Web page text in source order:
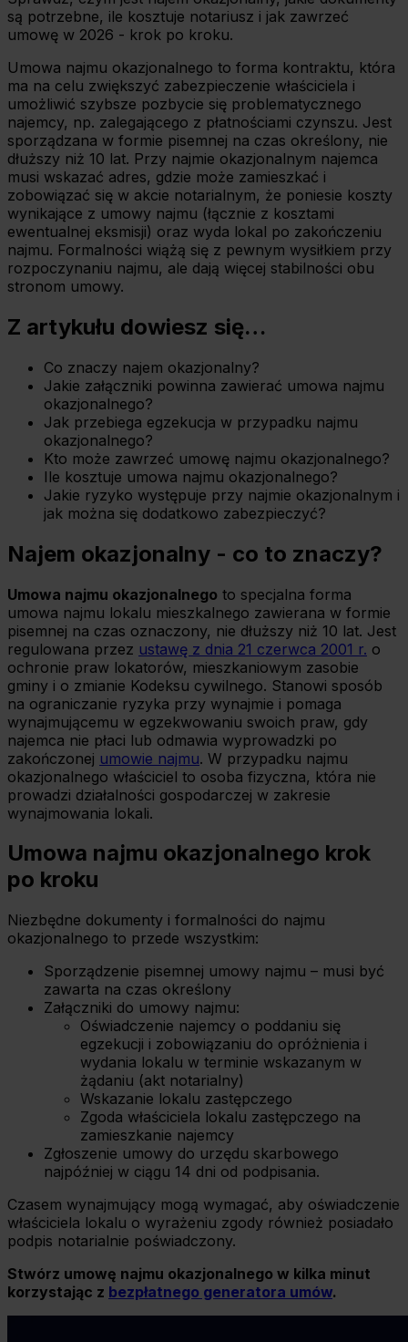
są potrzebne, ile kosztuje notariusz i jak zawrzeć
umowę w 2026 - krok po kroku.
Umowa najmu okazjonalnego to forma kontraktu, która
ma na celu zwiększyć zabezpieczenie właściciela i
umożliwić szybsze pozbycie się problematycznego
najemcy, np. zalegającego z płatnościami czynszu. Jest
sporządzana w formie pisemnej na czas określony, nie
dłuższy niż 10 lat. Przy najmie okazjonalnym najemca
musi wskazać adres, gdzie może zamieszkać i
zobowiązać się w akcie notarialnym, że poniesie koszty
wynikające z umowy najmu (łącznie z kosztami
ewentualnej eksmisji) oraz wyda lokal po zakończeniu
najmu. Formalności wiążą się z pewnym wysiłkiem przy
rozpoczynaniu najmu, ale dają więcej stabilności obu
stronom umowy.
Z artykułu dowiesz się…
Co znaczy najem okazjonalny?
Jakie załączniki powinna zawierać umowa najmu
okazjonalnego?
Jak przebiega egzekucja w przypadku najmu
okazjonalnego?
Kto może zawrzeć umowę najmu okazjonalnego?
Ile kosztuje umowa najmu okazjonalnego?
Jakie ryzyko występuje przy najmie okazjonalnym i
jak można się dodatkowo zabezpieczyć?
Najem okazjonalny - co to znaczy?
Umowa najmu okazjonalnego to specjalna forma
umowa najmu lokalu mieszkalnego zawierana w formie
pisemnej na czas oznaczony, nie dłuższy niż 10 lat. Jest
regulowana przez ustawę z dnia 21 czerwca 2001 r. o
ochronie praw lokatorów, mieszkaniowym zasobie
gminy i o zmianie Kodeksu cywilnego. Stanowi sposób
na ograniczanie ryzyka przy wynajmie i pomaga
wynajmującemu w egzekwowaniu swoich praw, gdy
najemca nie płaci lub odmawia wyprowadzki po
zakończonej umowie najmu. W przypadku najmu
okazjonalnego właściciel to osoba fizyczna, która nie
prowadzi działalności gospodarczej w zakresie
wynajmowania lokali.
Umowa najmu okazjonalnego krok
po kroku
Niezbędne dokumenty i formalności do najmu
okazjonalnego to przede wszystkim:
Sporządzenie pisemnej umowy najmu – musi być
zawarta na czas określony
Załączniki do umowy najmu:
Oświadczenie najemcy o poddaniu się
egzekucji i zobowiązaniu do opróżnienia i
wydania lokalu w terminie wskazanym w
żądaniu (akt notarialny)
Wskazanie lokalu zastępczego
Zgoda właściciela lokalu zastępczego na
zamieszkanie najemcy
Zgłoszenie umowy do urzędu skarbowego
najpóźniej w ciągu 14 dni od podpisania.
Czasem wynajmujący mogą wymagać, aby oświadczenie
właściciela lokalu o wyrażeniu zgody również posiadało
podpis notarialnie poświadczony.
Stwórz umowę najmu okazjonalnego w kilka minut
korzystając z bezpłatnego generatora umów.